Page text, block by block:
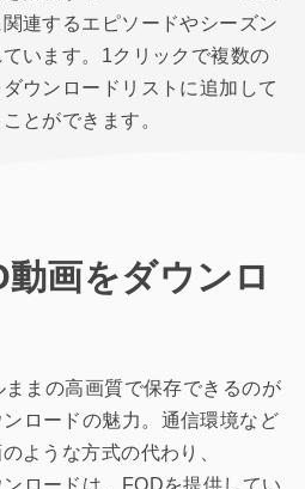
連するエピソードやシーズン
います。1クリックで複数の
ウンロードリストに追加して
とができます。
画をダウンロ
まの高画質で保存できるのが
ロードの魅力。通信環境など
ような方式の代わり、